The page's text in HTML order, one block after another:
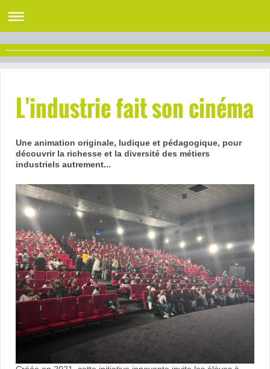
L'industrie fait son cinéma
Une animation originale, ludique et pédagogique, pour
découvrir la richesse et la diversité des métiers
industriels autrement...